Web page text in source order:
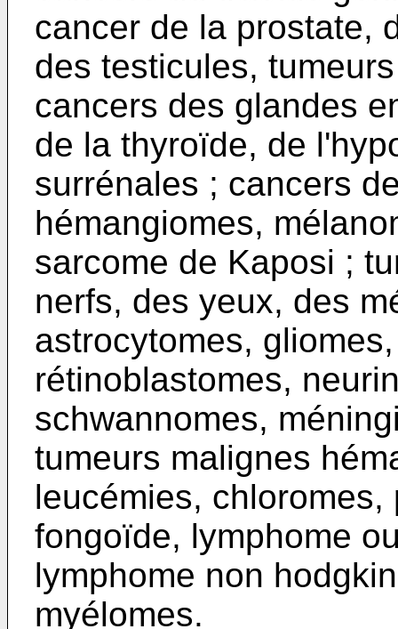
cancer de la prostate,
des testicules,
cancers des glandes
de la thyroïde, de
surrénales ; cancers
hémangiomes,
sarcome de Kaposi ;
nerfs, des yeux, des
astrocytomes,
rétinoblastomes,
schwannomes,
tumeurs malignes
leucémies,
fongoïde, lymphome
lymphome non
myélomes.